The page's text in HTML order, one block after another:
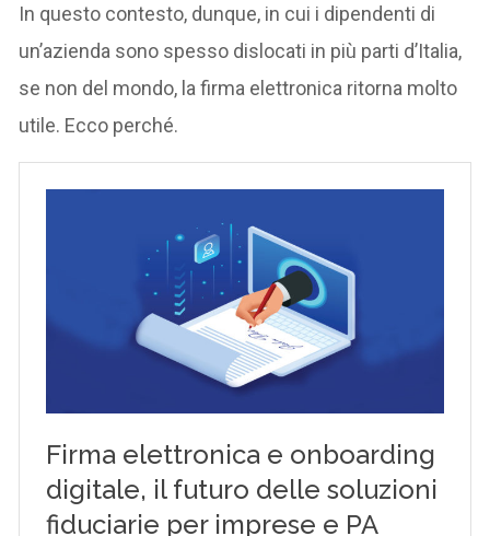
In questo contesto, dunque, in cui i dipendenti di
un’azienda sono spesso dislocati in più parti d’Italia,
se non del mondo, la firma elettronica ritorna molto
utile. Ecco perché.